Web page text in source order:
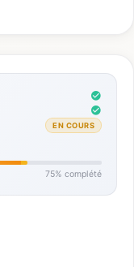
EN COURS
75% complété